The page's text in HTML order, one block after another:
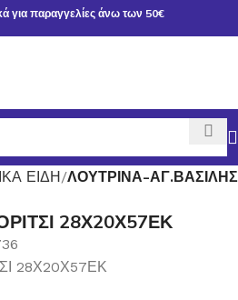
για παραγγελίες άνω των 50€
ΕΙΔΗ ΛΟΥΤΡΙΝΑ-ΑΓ.ΒΑΣΙΛΗΣ
28Χ20Χ57ΕΚ
28Χ20Χ57ΕΚ